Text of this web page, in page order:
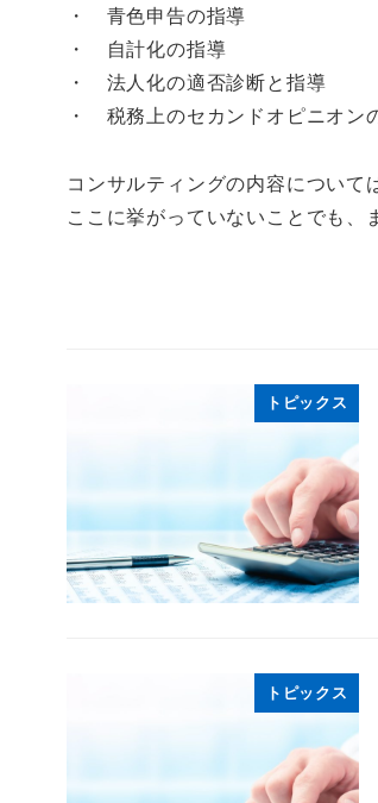
・ 青色申告の指導
・ 自計化の指導
・ 法人化の適否診断と指導
・ 税務上のセカンドオピニオン
コンサルティングの内容について
ここに挙がっていないことでも、
トピックス
トピックス